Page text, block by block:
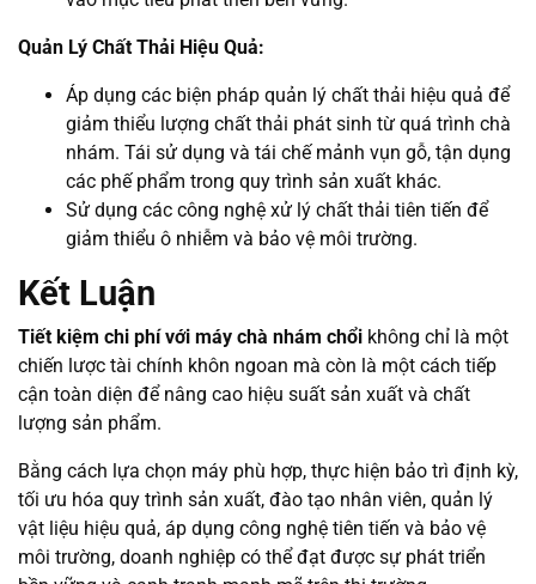
Quản Lý Chất Thải Hiệu Quả:
Áp dụng các biện pháp quản lý chất thải hiệu quả để
giảm thiểu lượng chất thải phát sinh từ quá trình chà
nhám. Tái sử dụng và tái chế mảnh vụn gỗ, tận dụng
các phế phẩm trong quy trình sản xuất khác.
Sử dụng các công nghệ xử lý chất thải tiên tiến để
giảm thiểu ô nhiễm và bảo vệ môi trường.
Kết Luận
Tiết kiệm chi phí với máy chà nhám chổi không chỉ là một
chiến lược tài chính khôn ngoan mà còn là một cách tiếp
cận toàn diện để nâng cao hiệu suất sản xuất và chất
lượng sản phẩm.
Bằng cách lựa chọn máy phù hợp, thực hiện bảo trì định kỳ,
tối ưu hóa quy trình sản xuất, đào tạo nhân viên, quản lý
vật liệu hiệu quả, áp dụng công nghệ tiên tiến và bảo vệ
môi trường, doanh nghiệp có thể đạt được sự phát triển